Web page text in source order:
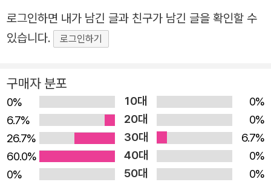
로그인하면 내가 남긴 글과 친구가 남긴 글을 확인할 수
있습니다.
로그인하기
구매자 분포
0% 10대
0%
6.7%
20대
0%
26.7%
30대
6.7%
60.0%
40대
0%
0%
50대
0%